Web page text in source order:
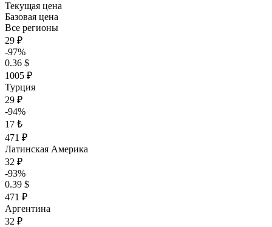
Текущая цена
Базовая цена
Все регионы
29 ₽
-97%
0.36 $
1005 ₽
Турция
29 ₽
-94%
17 ₺
471 ₽
Латинская Америка
32 ₽
-93%
0.39 $
471 ₽
Аргентина
32 ₽